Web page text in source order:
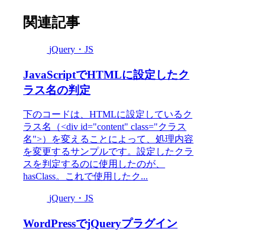
関連記事
jQuery・JS
JavaScriptでHTMLに設定したク
ラス名の判定
下のコードは、HTMLに設定しているク
ラス名（<div id="content" class="クラス
名">）を変えることによって、処理内容
を変更するサンプルです。設定したクラ
スを判定するのに使用したのが、
hasClass。これで使用したク...
jQuery・JS
WordPressでjQueryプラグイン